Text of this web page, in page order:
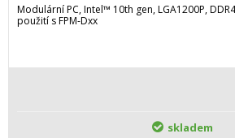
Modulární PC, Intel™ 10th gen, LGA1200P,
použití s FPM-Dxx
skladem